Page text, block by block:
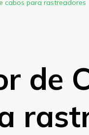
cabos para rastreadores
de